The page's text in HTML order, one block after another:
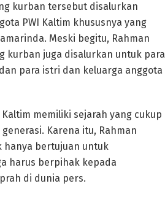
kurban tersebut disalurkan
PWI Kaltim khususnya yang
Meski begitu, Rahman
kurban juga disalurkan untuk para
para istri dan keluarga anggota
memiliki sejarah yang cukup
Karena itu, Rahman
hanya bertujuan untuk
harus berpihak kepada
di dunia pers.